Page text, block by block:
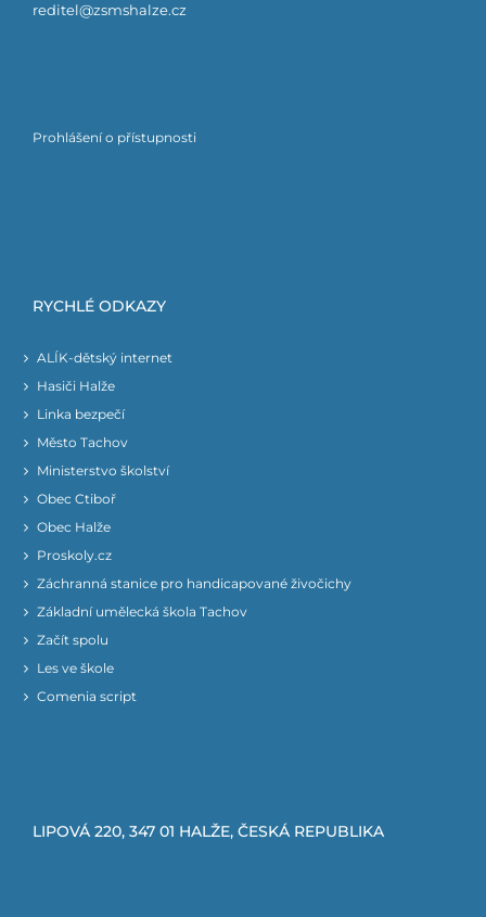
reditel@zsmshalze.cz
Prohlášení o přístupnosti
RYCHLÉ ODKAZY
ALÍK-dětský internet
Hasiči Halže
Linka bezpečí
Město Tachov
Ministerstvo školství
Obec Ctiboř
Obec Halže
Proskoly.cz
Záchranná stanice pro handicapované živočichy
Základní umělecká škola Tachov
Začít spolu
Les ve škole
Comenia script
LIPOVÁ 220, 347 01 HALŽE, ČESKÁ REPUBLIKA